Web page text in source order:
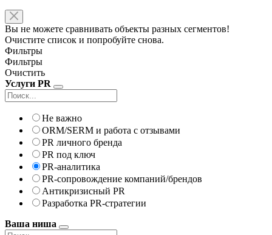
Вы не можете сравнивать объекты разных сегментов!
Очистите список и попробуйте снова.
Фильтры
Фильтры
Очистить
Услуги PR
Не важно
ORM/SERM и работа с отзывами
PR личного бренда
PR под ключ
PR-аналитика
PR-сопровождение компаний/брендов
Антикризисный PR
Разработка PR-стратегии
Ваша ниша